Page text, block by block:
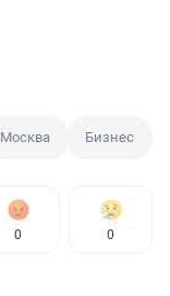
Москва Бизнес
0 0